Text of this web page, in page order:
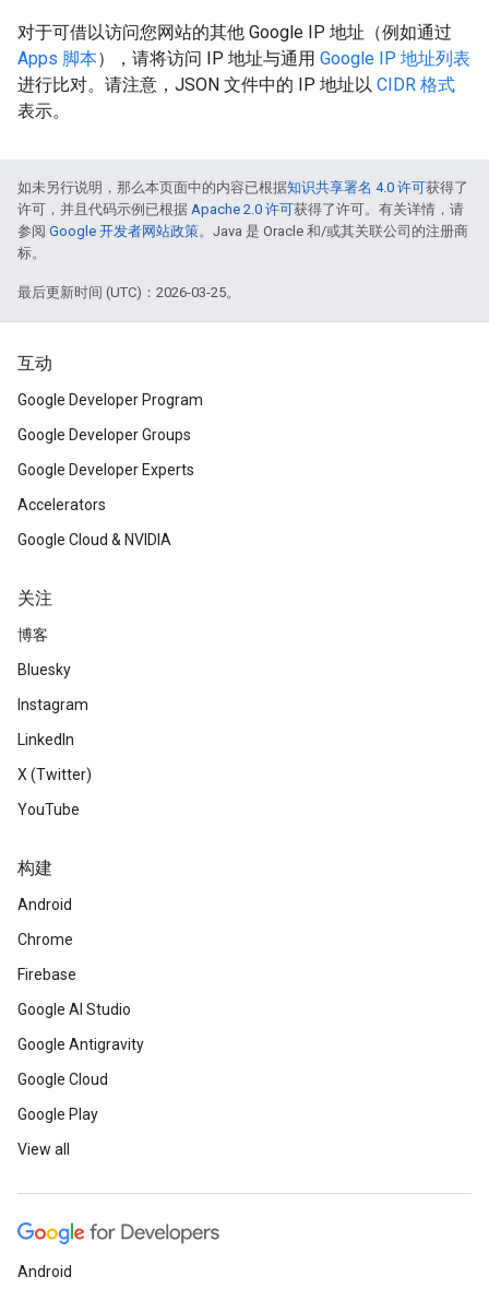
对于可借以访问您网站的其他 Google IP 地址（例如通过
Apps 脚本），请将访问 IP 地址与通用 Google IP 地址列表
进行比对。请注意，JSON 文件中的 IP 地址以 CIDR 格式
表示。
如未另行说明，那么本页面中的内容已根据知识共享署名 4.0 许可获得了
许可，并且代码示例已根据 Apache 2.0 许可获得了许可。有关详情，请
参阅 Google 开发者网站政策。Java 是 Oracle 和/或其关联公司的注册商
标。
最后更新时间 (UTC)：2026-03-25。
互动
Google Developer Program
Google Developer Groups
Google Developer Experts
Accelerators
Google Cloud & NVIDIA
关注
博客
Bluesky
Instagram
LinkedIn
X (Twitter)
YouTube
构建
Android
Chrome
Firebase
Google AI Studio
Google Antigravity
Google Cloud
Google Play
View all
Android